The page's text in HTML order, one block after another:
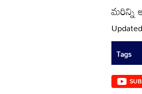
మరిన్ని
Tags